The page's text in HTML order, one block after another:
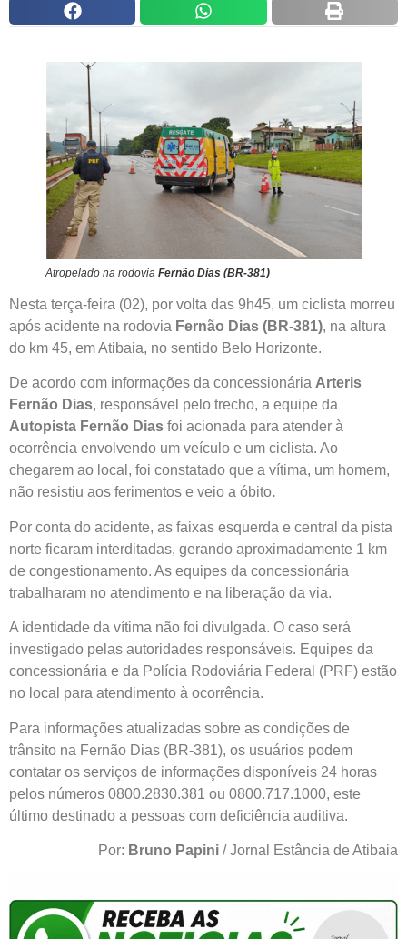
Atropelado na rodovia Fernão Dias (BR-381)
Nesta terça-feira (02), por volta das 9h45, um ciclista morreu
após acidente na rodovia Fernão Dias (BR-381), na altura
do km 45, em Atibaia, no sentido Belo Horizonte.
De acordo com informações da concessionária Arteris
Fernão Dias, responsável pelo trecho, a equipe da
Autopista Fernão Dias foi acionada para atender à
ocorrência envolvendo um veículo e um ciclista. Ao
chegarem ao local, foi constatado que a vítima, um homem,
não resistiu aos ferimentos e veio a óbito.
Por conta do acidente, as faixas esquerda e central da pista
norte ficaram interditadas, gerando aproximadamente 1 km
de congestionamento. As equipes da concessionária
trabalharam no atendimento e na liberação da via.
A identidade da vítima não foi divulgada. O caso será
investigado pelas autoridades responsáveis. Equipes da
concessionária e da Polícia Rodoviária Federal (PRF) estão
no local para atendimento à ocorrência.
Para informações atualizadas sobre as condições de
trânsito na Fernão Dias (BR-381), os usuários podem
contatar os serviços de informações disponíveis 24 horas
pelos números 0800.2830.381 ou 0800.717.1000, este
último destinado a pessoas com deficiência auditiva.
Por: Bruno Papini / Jornal Estância de Atibaia